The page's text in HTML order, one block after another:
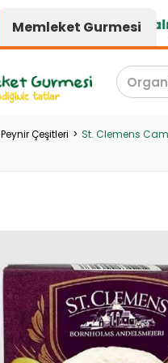
Memleket Gurmesi
1000₺ üzeri
Peynir Çeşitleri St. Clemens